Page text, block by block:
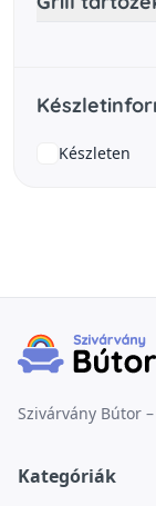
Készleten
Szivárvány Bútor
Kategóriák